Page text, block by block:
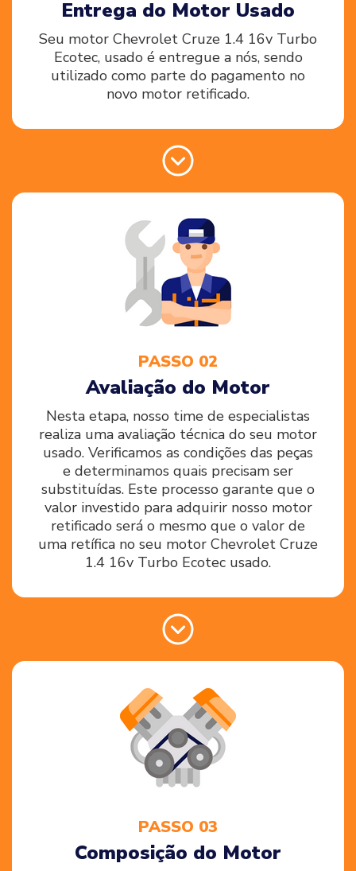
Entrega do Motor Usado
Seu motor Chevrolet Cruze 1.4 16v Turbo
Ecotec, usado é entregue a nós, sendo
utilizado como parte do pagamento no
novo motor retificado.
PASSO 02
Avaliação do Motor
Nesta etapa, nosso time de especialistas
realiza uma avaliação técnica do seu motor
usado. Verificamos as condições das peças
e determinamos quais precisam ser
substituídas. Este processo garante que o
valor investido para adquirir nosso motor
retificado será o mesmo que o valor de
uma retífica no seu motor Chevrolet Cruze
1.4 16v Turbo Ecotec usado.
PASSO 03
Composição do Motor